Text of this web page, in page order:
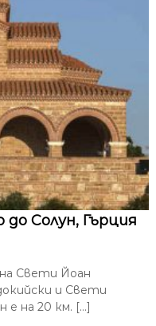
Солун, Гърция
Свети Йоан
и Свети
е на 20 км. […]